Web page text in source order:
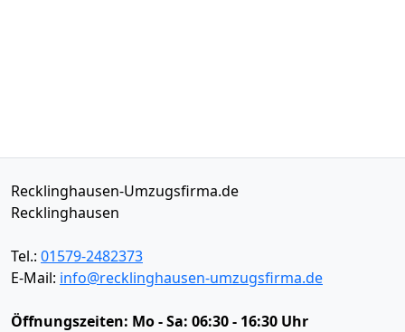
Recklinghausen-Umzugsfirma.de
Recklinghausen
Tel.: 01579-2482373
E-Mail: info@recklinghausen-umzugsfirma.de
Öffnungszeiten: Mo - Sa: 06:30 - 16:30 Uhr